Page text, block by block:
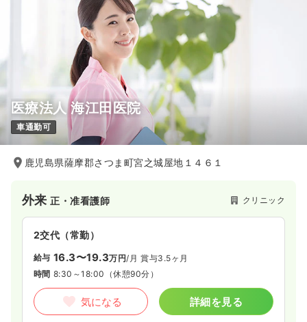
医療法人 海江田医院
車通勤可
鹿児島県薩摩郡さつま町宮之城屋地１４６１
外来正・准看護師 クリニック
2交代（常勤）
給与 16.3〜19.3万円/月 賞与3.5ヶ月
時間 8:30～18:00 （休憩90分）
気になる 詳細を見る